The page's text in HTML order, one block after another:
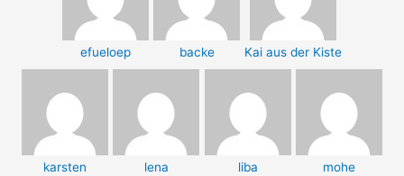
efueloep backe Kai aus der Kiste
karsten lena liba mohe